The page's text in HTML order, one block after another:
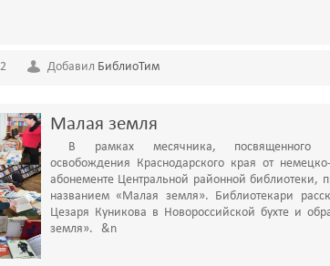
Добавил БиблиоТим
Малая земля
В рамках месячника, посвященного
освобождения Краснодарского края от
абонементе Центральной районной
названием «Малая земля». Библиотекари
Цезаря Куникова в Новороссийской бухте и
земля». &n